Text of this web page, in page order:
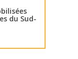
du Sud-